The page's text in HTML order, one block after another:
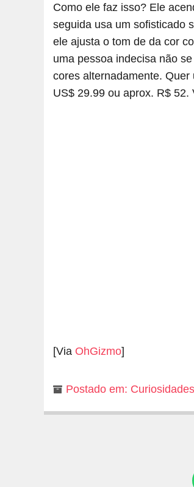
Como ele faz isso? Ele
seguida usa um sofisticado
ele ajusta o tom de da cor
uma pessoa indecisa não
cores alternadamente.
US$ 29.99 ou aprox. R$
[Via OhGizmo]
Postado em: Curiosidades